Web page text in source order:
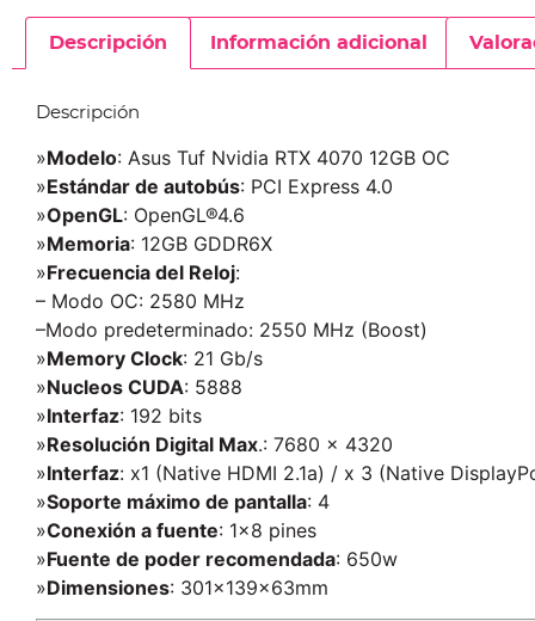
Descripción Información adicional
Descripción
»Modelo: Asus Tuf Nvidia RTX 4070 12GB OC
»Estándar de autobús: PCI Express 4.0
»OpenGL: OpenGL®4.6
»Memoria: 12GB GDDR6X
»Frecuencia del Reloj:
– Modo OC: 2580 MHz
–Modo predeterminado: 2550 MHz (Boost)
»Memory Clock: 21 Gb/s
»Nucleos CUDA: 5888
»Interfaz: 192 bits
»Resolución Digital Max.: 7680 x 4320
»Interfaz: x1 (Native HDMI 2.1a) / x 3 (Native
»Soporte máximo de pantalla: 4
»Conexión a fuente: 1×8 pines
»Fuente de poder recomendada: 650w
»Dimensiones: 301x139x63mm